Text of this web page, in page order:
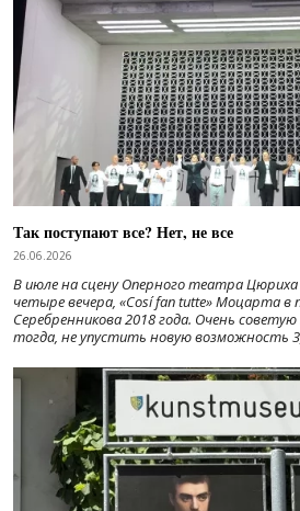
Так поступают все? Нет, не все
26.06.2026
В июле на сцену Оперного театра Цюриха
четыре вечера, «Cosí fan tutte» Моцарта в
Серебренникова 2018 года. Очень
тогда, не упустить новую возможность